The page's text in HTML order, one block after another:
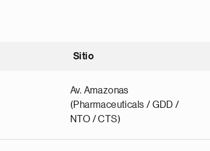
Sitio
Av. Amazonas
(Pharmaceuticals / GDD /
NTO / CTS)